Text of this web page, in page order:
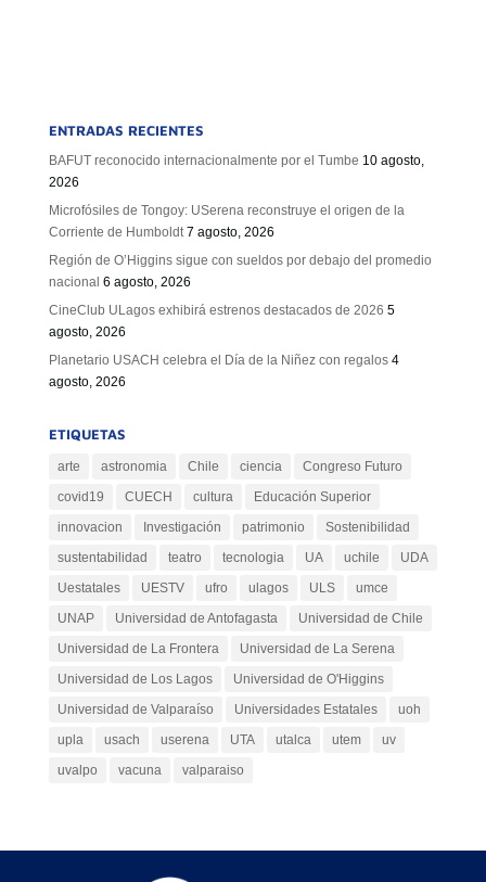
ENTRADAS RECIENTES
BAFUT reconocido internacionalmente por el Tumbe 10 agosto,
2026
Microfósiles de Tongoy: USerena reconstruye el origen de la
Corriente de Humboldt 7 agosto, 2026
Región de O’Higgins sigue con sueldos por debajo del promedio
nacional 6 agosto, 2026
CineClub ULagos exhibirá estrenos destacados de 2026 5
agosto, 2026
Planetario USACH celebra el Día de la Niñez con regalos 4
agosto, 2026
ETIQUETAS
arte astronomia Chile ciencia
Congreso Futuro
covid19
CUECH cultura
Educación Superior
innovacion
Investigación patrimonio
Sostenibilidad
sustentabilidad
teatro tecnologia UA uchile
UDA
Uestatales
UESTV ufro ulagos ULS
umce
UNAP
Universidad de Antofagasta
Universidad de Chile
Universidad de La Frontera
Universidad de La Serena
Universidad de Los Lagos
Universidad de O'Higgins
Universidad de Valparaíso
Universidades Estatales
uoh
upla
usach userena UTA utalca utem
uv
uvalpo
vacuna valparaiso